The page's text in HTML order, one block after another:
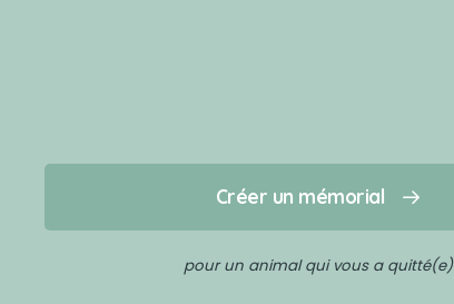
Créer un mémorial
pour un animal qui vous a quitté(e)